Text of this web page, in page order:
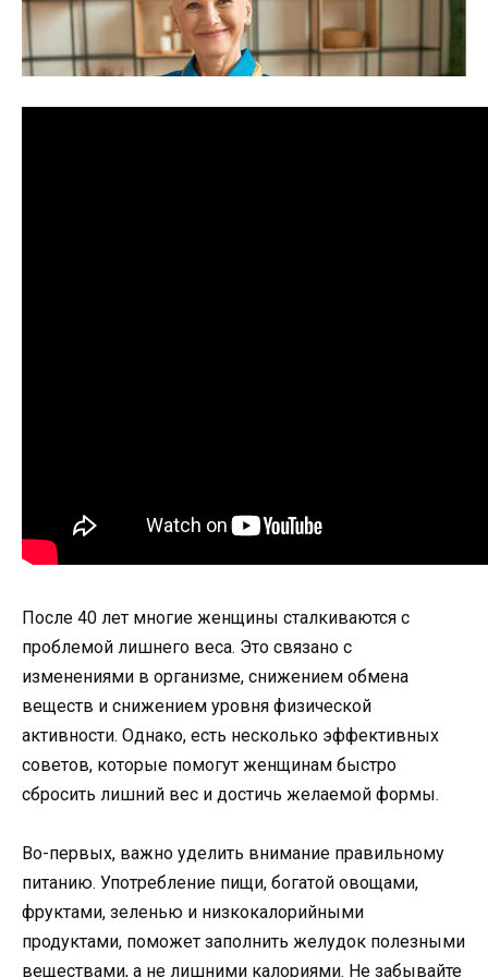
После 40 лет многие женщины сталкиваются с
проблемой лишнего веса. Это связано с
изменениями в организме, снижением обмена
веществ и снижением уровня физической
активности. Однако, есть несколько эффективных
советов, которые помогут женщинам быстро
сбросить лишний вес и достичь желаемой формы.
Во-первых, важно уделить внимание правильному
питанию. Употребление пищи, богатой овощами,
фруктами, зеленью и низкокалорийными
продуктами, поможет заполнить желудок полезными
веществами, а не лишними калориями. Не забывайте